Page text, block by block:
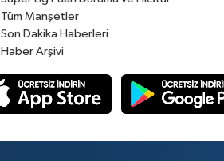
Tüm Manşetler
Son Dakika Haberleri
Haber Arşivi